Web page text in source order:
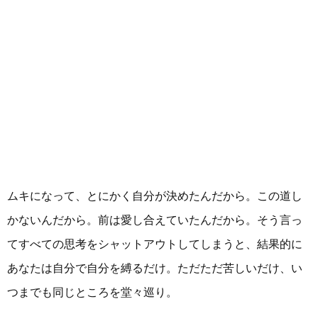
ムキになって、とにかく自分が決めたんだから。この道し
かないんだから。前は愛し合えていたんだから。そう言っ
てすべての思考をシャットアウトしてしまうと、結果的に
あなたは自分で自分を縛るだけ。ただただ苦しいだけ、い
つまでも同じところを堂々巡り。